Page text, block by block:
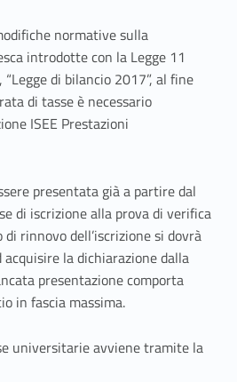
normative sulla
introdotte con la Legge 11
di bilancio 2017”, al fine
di tasse è necessario
ISEE Prestazioni
presentata già a partire dal
di iscrizione alla prova di verifica
rinnovo dell’iscrizione si dovrà
acquisire la dichiarazione dalla
presentazione comporta
in fascia massima.
universitarie avviene tramite la